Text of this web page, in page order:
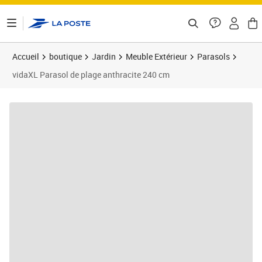
Accueil boutique Jardin Meuble Extérieur
Parasols
vidaXL Parasol de plage anthracite 240 cm